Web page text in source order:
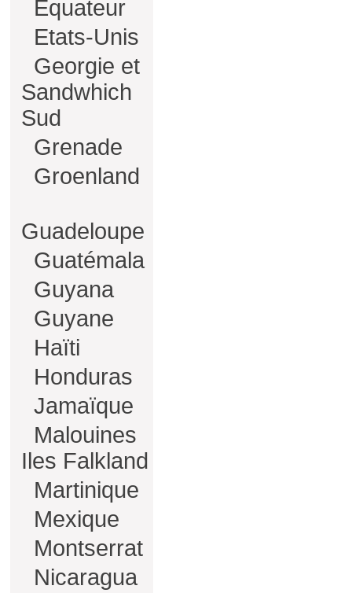
Equateur
Etats-Unis
Georgie et
Sandwhich
Sud
Grenade
Groenland
Guadeloupe
Guatémala
Guyana
Guyane
Haïti
Honduras
Jamaïque
Malouines
Iles Falkland
Martinique
Mexique
Montserrat
Nicaragua